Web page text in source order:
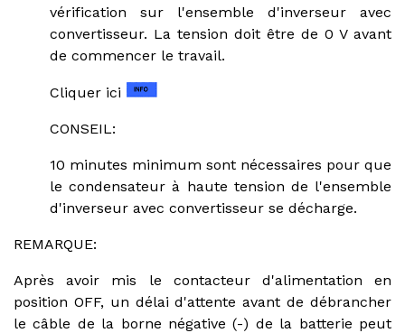
vérification sur l'ensemble d'inverseur avec
convertisseur. La tension doit être de 0 V avant
de commencer le travail.
Cliquer ici
CONSEIL:
10 minutes minimum sont nécessaires pour que
le condensateur à haute tension de l'ensemble
d'inverseur avec convertisseur se décharge.
REMARQUE:
Après avoir mis le contacteur d'alimentation en
position OFF, un délai d'attente avant de débrancher
le câble de la borne négative (-) de la batterie peut